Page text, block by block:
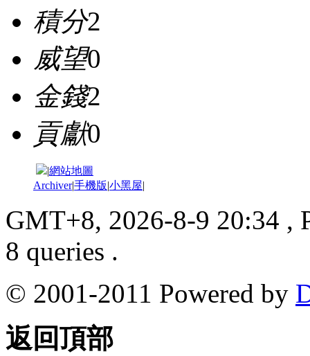
積分2
威望0
金錢2
貢獻0
|網站地圖
Archiver|手機版|小黑屋|
GMT+8, 2026-8-9 20:34 ,
8 queries .
© 2001-2011 Powered by
返回頂部